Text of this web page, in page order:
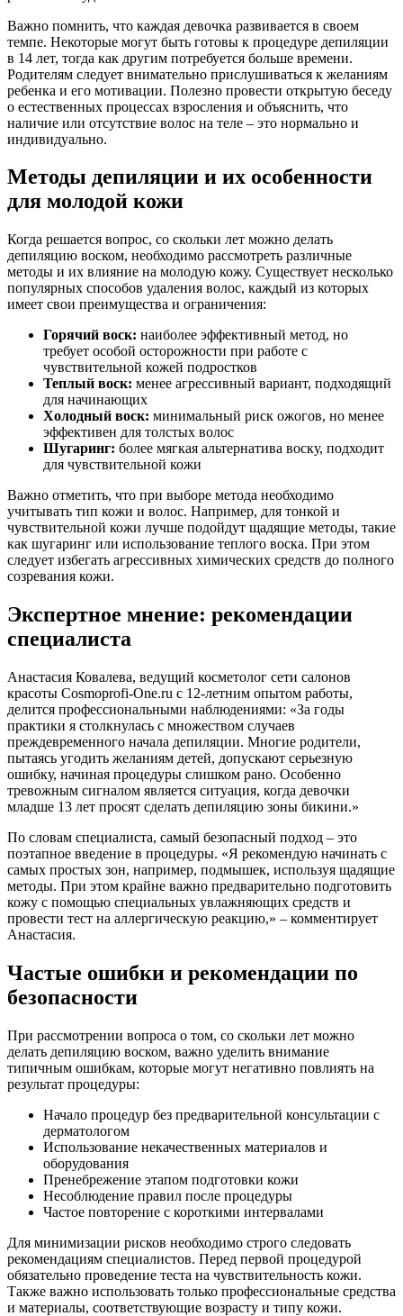
Важно помнить, что каждая девочка развивается в своем
темпе. Некоторые могут быть готовы к процедуре депиляции
в 14 лет, тогда как другим потребуется больше времени.
Родителям следует внимательно прислушиваться к желаниям
ребенка и его мотивации. Полезно провести открытую беседу
о естественных процессах взросления и объяснить, что
наличие или отсутствие волос на теле – это нормально и
индивидуально.
Методы депиляции и их особенности
для молодой кожи
Когда решается вопрос, со скольки лет можно делать
депиляцию воском, необходимо рассмотреть различные
методы и их влияние на молодую кожу. Существует несколько
популярных способов удаления волос, каждый из которых
имеет свои преимущества и ограничения:
Горячий воск: наиболее эффективный метод, но
требует особой осторожности при работе с
чувствительной кожей подростков
Теплый воск: менее агрессивный вариант, подходящий
для начинающих
Холодный воск: минимальный риск ожогов, но менее
эффективен для толстых волос
Шугаринг: более мягкая альтернатива воску, подходит
для чувствительной кожи
Важно отметить, что при выборе метода необходимо
учитывать тип кожи и волос. Например, для тонкой и
чувствительной кожи лучше подойдут щадящие методы, такие
как шугаринг или использование теплого воска. При этом
следует избегать агрессивных химических средств до полного
созревания кожи.
Экспертное мнение: рекомендации
специалиста
Анастасия Ковалева, ведущий косметолог сети салонов
красоты Cosmoprofi-One.ru с 12-летним опытом работы,
делится профессиональными наблюдениями: «За годы
практики я столкнулась с множеством случаев
преждевременного начала депиляции. Многие родители,
пытаясь угодить желаниям детей, допускают серьезную
ошибку, начиная процедуры слишком рано. Особенно
тревожным сигналом является ситуация, когда девочки
младше 13 лет просят сделать депиляцию зоны бикини.»
По словам специалиста, самый безопасный подход – это
поэтапное введение в процедуры. «Я рекомендую начинать с
самых простых зон, например, подмышек, используя щадящие
методы. При этом крайне важно предварительно подготовить
кожу с помощью специальных увлажняющих средств и
провести тест на аллергическую реакцию,» – комментирует
Анастасия.
Частые ошибки и рекомендации по
безопасности
При рассмотрении вопроса о том, со скольки лет можно
делать депиляцию воском, важно уделить внимание
типичным ошибкам, которые могут негативно повлиять на
результат процедуры:
Начало процедур без предварительной консультации с
дерматологом
Использование некачественных материалов и
оборудования
Пренебрежение этапом подготовки кожи
Несоблюдение правил после процедуры
Частое повторение с короткими интервалами
Для минимизации рисков необходимо строго следовать
рекомендациям специалистов. Перед первой процедурой
обязательно проведение теста на чувствительность кожи.
Также важно использовать только профессиональные средства
и материалы, соответствующие возрасту и типу кожи.